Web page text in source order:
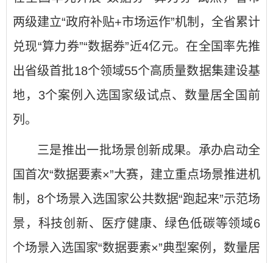
两级建立“政府补贴+市场运作”机制，全省累计
兑现“算力券”“数据券”近4亿元。在全国率先推
出省级首批18个领域55个高质量数据集建设基
地，3个案例入选国家级试点、数量居全国前
列。
三是推出一批场景创新成果。承办启动全
国首次“数据要素×”大赛，建立重点场景推进机
制，8个场景入选国家公共数据“跑起来”示范场
景，科技创新、医疗健康、绿色低碳等领域6
个场景入选国家“数据要素×”典型案例，数量居